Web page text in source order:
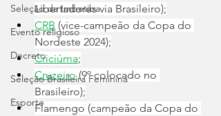
Seleção da Imbetiba
Evento religioso
Decreto
Seleção Brasileira Feminina
Esporte
Libertadores via Brasileiro);
CRB (vice-campeão da Copa do
Nordeste 2024);
Criciúma;
Cruzeiro (9º colocado no
Brasileiro);
Flamengo (campeão da Copa do